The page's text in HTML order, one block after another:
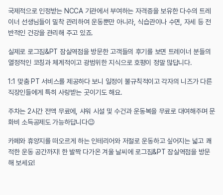
국제적으로 인정받는 NCCA 기관에서 부여하는 자격증을 보유한 다수의 트레
이너 선생님들이 밀착 관리하여 운동뿐만 아니라, 식습관이나 수면, 자세 등 전
반적인 건강을 관리해 주고 있죠.
실제로 로그짐&PT 잠실역점을 방문한 고객들의 후기를 보면 트레이너 분들의
열정적인 코칭과 체계적이고 광범위한 지식으로 호평이 정말 많답니다.
1:1 맞춤 PT 서비스를 제공하다 보니 일정이 불규칙적이고 각자의 니즈가 다른
직장인들에게 특히 사랑받는 곳이기도 해요.
주차는 2시간 전액 무료에, 샤워 시설 및 수건과 운동복을 무료로 대여해주며 문
화비 소득공제도 가능하답니다😉
카페와 휴양지를 떠오르게 하는 인테리어와 저절로 운동하고 싶어지는 넓고 쾌
적한 운동 공간까지! 한 발짝 다가온 겨울 날씨에 로그짐&PT 잠실역점을 방문
해 보세요!